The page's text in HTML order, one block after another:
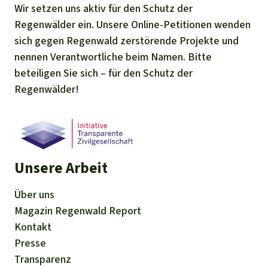
Wir setzen uns aktiv für den Schutz der
Regenwälder ein. Unsere Online-Petitionen wenden
sich gegen Regenwald zerstörende Projekte und
nennen Verantwortliche beim Namen. Bitte
beteiligen Sie sich – für den Schutz der
Regenwälder!
Unsere Arbeit
Über uns
Magazin Regenwald Report
Kontakt
Presse
Transparenz